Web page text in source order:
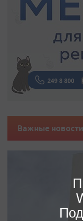
Важные новости